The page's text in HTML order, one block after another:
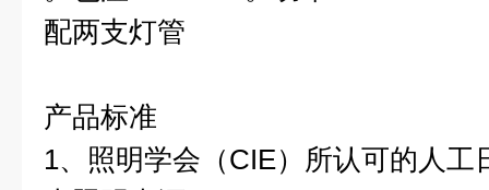
配两支灯管
产品标准
1、照明学会（CIE）所认可的人工